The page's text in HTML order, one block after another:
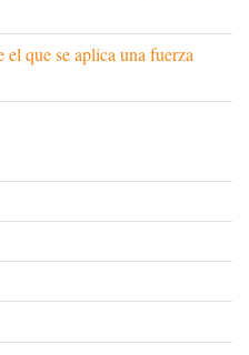
el que se aplica una fuerza